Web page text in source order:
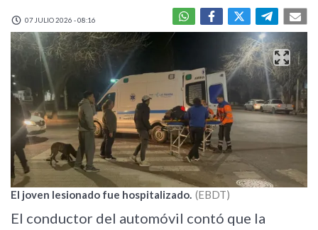
07 JULIO 2026 - 08:16
El joven lesionado fue hospitalizado. EBDT
El conductor del automóvil contó que la